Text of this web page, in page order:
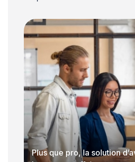
Plus que pro, la solution